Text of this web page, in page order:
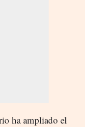
ha ampliado el